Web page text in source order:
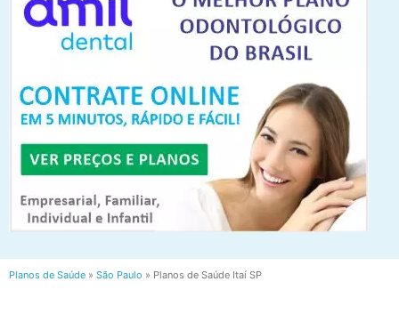
Planos de Saúde » São Paulo » Planos de Saúde Itaí SP